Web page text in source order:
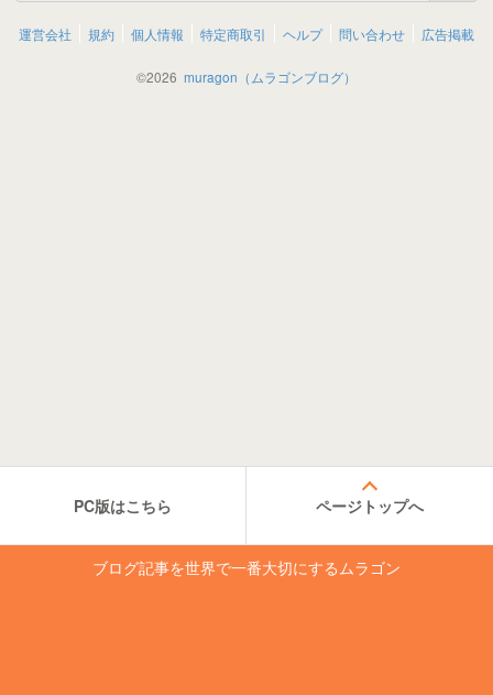
運営会社 規約 個人情報 特定商取引 ヘルプ 問い合わせ 広告掲載
©2026 muragon（ムラゴンブログ）
PC版はこちら ページトップへ
ブログ記事を世界で一番大切にするムラゴン